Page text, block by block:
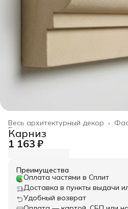
Весь архитектурный декор ›
Главная ›
Карниз
1 163 ₽
Преимущества
Оплата частями в Сплит
Доставка в пункты выдачи
Удобный возврат